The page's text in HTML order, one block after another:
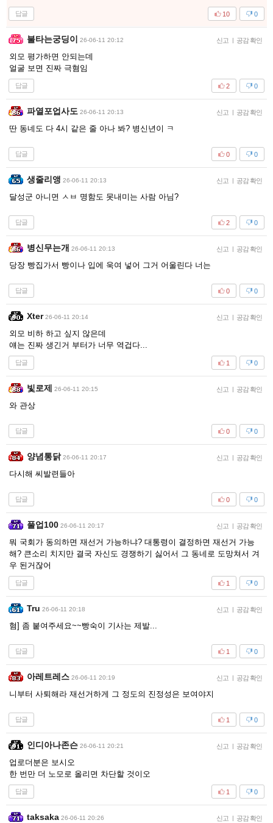
답글 0
10
불타는궁딩이 26-06-11 20:12 신고 | 공감 확인
외모 평가하면 안되는데
얼굴 보면 진짜 극혐임
답글 0
2
파열포업사도 26-06-11 20:13 신고 | 공감 확인
딴 동네도 다 4시 같은 줄 아나 봐? 병신년이 ㅋ
답글 0
0
생줄리앵 26-06-11 20:13 신고 | 공감 확인
달성군 아니면 ㅅㅂ 명함도 못내미는 사람 아님?
답글 0
2
병신무는개 26-06-11 20:13 신고 | 공감 확인
당장 빵집가서 빵이나 입에 욱여 넣어 그거 어울린다 너는
답글 0
0
Xter 26-06-11 20:14 신고 | 공감 확인
외모 비하 하고 싶지 않은데
얘는 진짜 생긴거 부터가 너무 역겁다...
답글 0
1
빛로제 26-06-11 20:15 신고 | 공감 확인
와 관상
답글 0
0
양념통닭 26-06-11 20:17 신고 | 공감 확인
다시해 씨발련들아
답글 0
0
풀업100 26-06-11 20:17 신고 | 공감 확인
뭐 국회가 동의하면 재선거 가능하냐? 대통령이 결정하면 재선거 가능
해? 큰소리 치지만 결국 자신도 경쟁하기 싫어서 그 동네로 도망쳐서 겨
우 된거잖어
답글 0
1
Tru 26-06-11 20:18 신고 | 공감 확인
혐] 좀 붙여주세요~~빵숙이 기사는 제발...
답글 0
1
아레트레스 26-06-11 20:19 신고 | 공감 확인
니부터 사퇴해라 재선거하게 그 정도의 진정성은 보여야지
답글 0
1
인디아나존슨 26-06-11 20:21 신고 | 공감 확인
업로더분은 보시오
한 번만 더 노모로 올리면 차단할 것이오
답글 0
1
taksaka 26-06-11 20:26 신고 | 공감 확인